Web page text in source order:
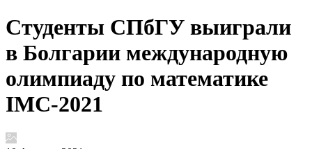
Студенты СПбГУ выиграли
в Болгарии международную
олимпиаду по математике
IMC-2021